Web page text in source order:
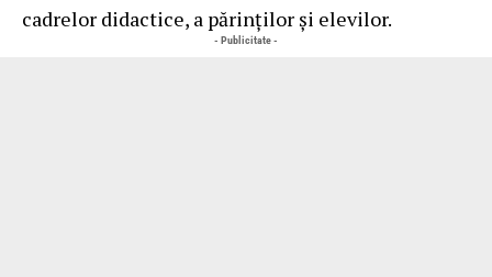
cadrelor didactice, a părinților și elevilor.
- Publicitate -